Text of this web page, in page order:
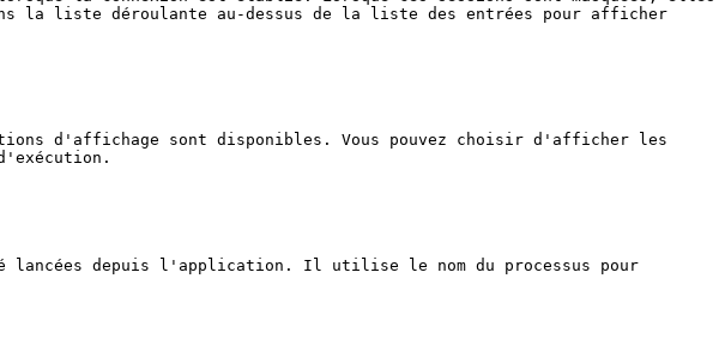
la liste déroulante au-dessus de la liste des entrées pour afficher
d'affichage sont disponibles. Vous pouvez choisir d'afficher les
lancées depuis l'application. Il utilise le nom du processus pour